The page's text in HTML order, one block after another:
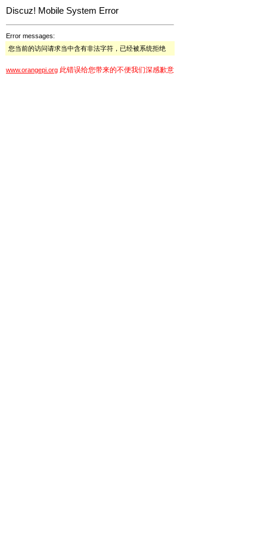
Discuz! Mobile System Error
Error messages:
您当前的访问请求当中含有非法字符，已经被系统拒绝
www.orangepi.org 此错误给您带来的不便我们深感歉意